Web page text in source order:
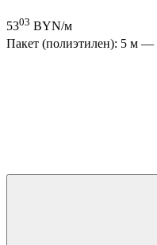
5303 BYN/м
Пакет (полиэтилен): 5 м —